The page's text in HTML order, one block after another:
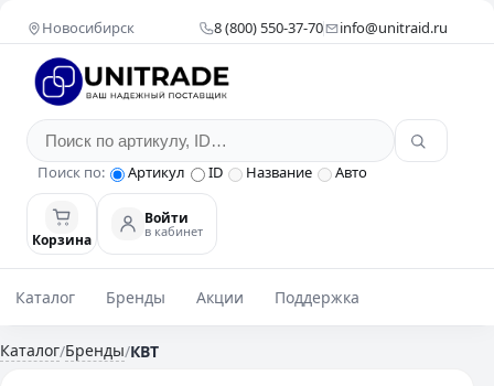
Новосибирск 8 (800) 550-37-70 info@unitraid.ru
Поиск по: Артикул ID Название Авто
Корзина
Войти
в кабинет
Каталог Бренды Акции Поддержка
Каталог/Бренды/КВТ